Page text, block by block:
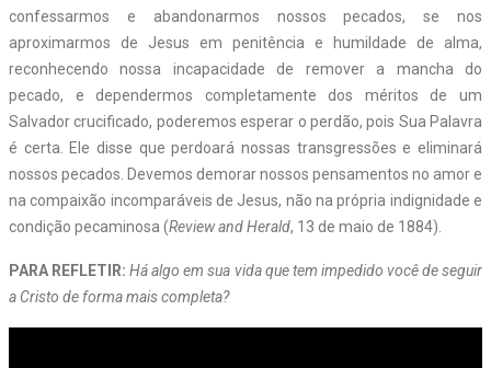
confessarmos e abandonarmos nossos pecados, se nos
aproximarmos de Jesus em penitência e humildade de alma,
reconhecendo nossa incapacidade de remover a mancha do
pecado, e dependermos completamente dos méritos de um
Salvador crucificado, poderemos esperar o perdão, pois Sua Palavra
é certa. Ele disse que perdoará nossas transgressões e eliminará
nossos pecados. Devemos demorar nossos pensamentos no amor e
na compaixão incomparáveis de Jesus, não na própria indignidade e
condição pecaminosa (Review and Herald, 13 de maio de 1884).
PARA REFLETIR:Há algo em sua vida que tem impedido você de seguir
a Cristo de forma mais completa?